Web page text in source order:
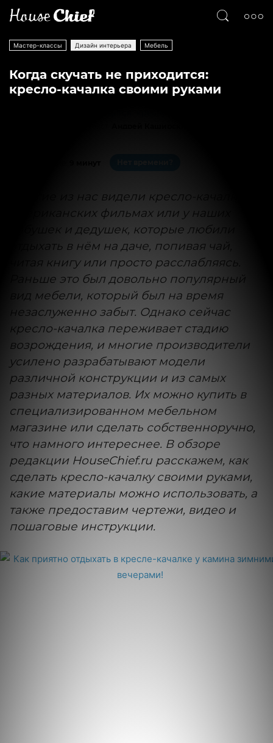
Мастер-классы Дизайн интерьера Мебель
Когда скучать не приходится:
кресло-качалка своими руками
Многие из нас видели кресло-качалку в
американских фильмах или у наших
бабушек и дедушек, которые любили
отдыхать в нём на даче, попивая чай,
читая книгу или просто расслабляясь.
Раньше это был довольно популярный
вид мебели, который был на время
незаслуженно забыт. Однако сейчас
кресло-качалка переживает стадию
возрождения, и многие производители
усилено разрабатывают модели
различной конструкции и из самых
разных материалов. Их можно купить в
специализированном мебельном
магазине или сделать собственноручно,
что намного интереснее. В обзоре
редакции HouseChief.ru расскажем, как
сделать кресло-качалку своими руками,
какие материалы можно использовать, а
также предоставим чертежи, видео и
пошаговые инструкции.